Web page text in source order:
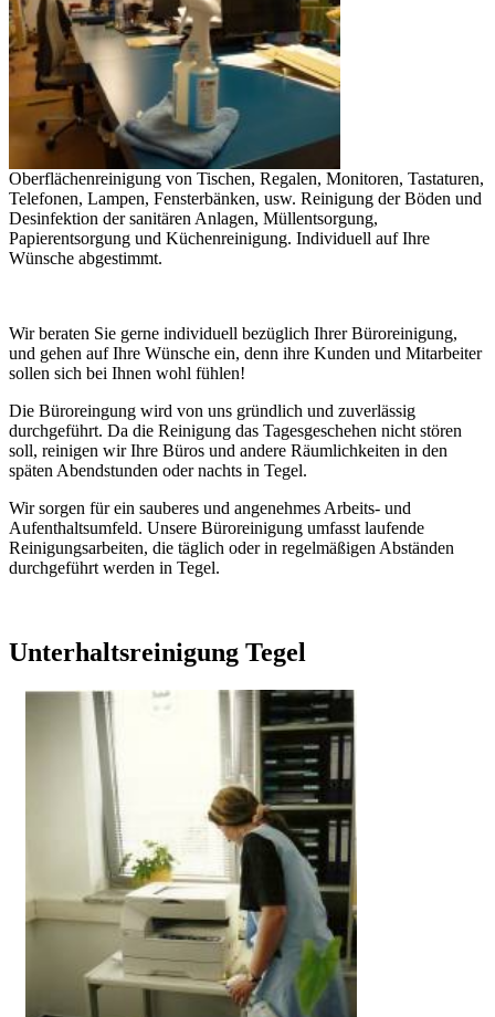
Oberflächenreinigung von Tischen, Regalen, Monitoren, Tastaturen,
Telefonen, Lampen, Fensterbänken, usw. Reinigung der Böden und
Desinfektion der sanitären Anlagen, Müllentsorgung,
Papierentsorgung und Küchenreinigung. Individuell auf Ihre
Wünsche abgestimmt.
Wir beraten Sie gerne individuell bezüglich Ihrer Büroreinigung,
und gehen auf Ihre Wünsche ein, denn ihre Kunden und Mitarbeiter
sollen sich bei Ihnen wohl fühlen!
Die Büroreingung wird von uns gründlich und zuverlässig
durchgeführt. Da die Reinigung das Tagesgeschehen nicht stören
soll, reinigen wir Ihre Büros und andere Räumlichkeiten in den
späten Abendstunden oder nachts in Tegel.
Wir sorgen für ein sauberes und angenehmes Arbeits- und
Aufenthaltsumfeld. Unsere Büroreinigung umfasst laufende
Reinigungsarbeiten, die täglich oder in regelmäßigen Abständen
durchgeführt werden in Tegel.
Unterhaltsreinigung Tegel